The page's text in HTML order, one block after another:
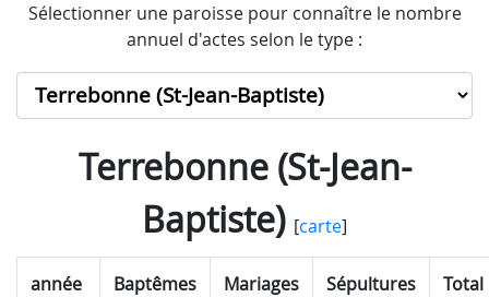
Sélectionner une paroisse pour connaître le nombre
annuel d'actes selon le type :
Terrebonne (St-Jean-
Baptiste)[carte]
année Baptêmes Mariages Sépultures Total